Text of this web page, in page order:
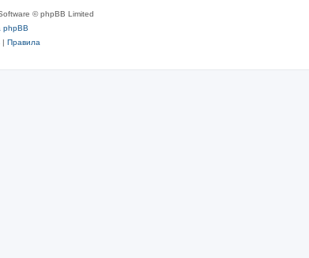
© phpBB Limited
phpBB
| Правила